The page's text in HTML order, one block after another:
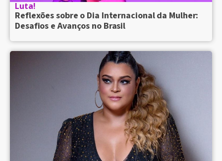
Luta!
Reflexões sobre o Dia Internacional da Mulher:
Desafios e Avanços no Brasil